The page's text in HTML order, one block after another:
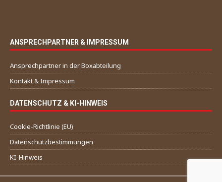
ANSPRECHPARTNER & IMPRESSUM
Ansprechpartner in der Boxabteilung
Kontakt & Impressum
DATENSCHUTZ & KI-HINWEIS
Cookie-Richtlinie (EU)
Datenschutzbestimmungen
KI-Hinweis